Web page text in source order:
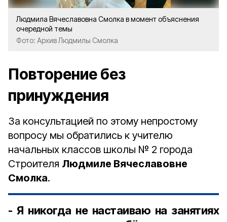
Людмила Вячеславовна Смолка в момент объяснения
очередной темы
Фото: Архив Людмилы Смолка
Повторение без
принуждения
За консультацией по этому непростому
вопросу мы обратились к учителю
начальных классов школы № 2 города
Строителя Людмиле Вячеславовне
Смолка.
- Я никогда не настаиваю на занятиях